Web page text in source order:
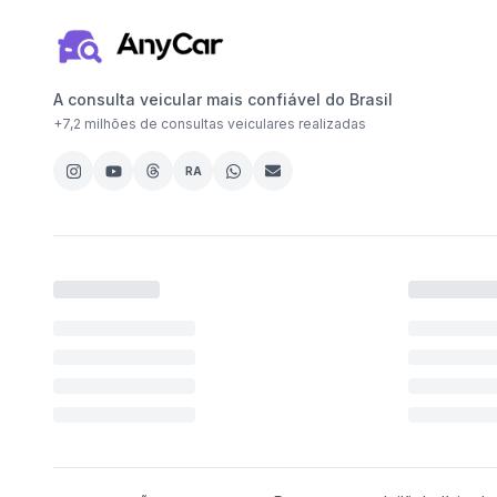
A consulta veicular mais confiável do Brasil
+7,2 milhões de consultas veiculares realizadas
RA